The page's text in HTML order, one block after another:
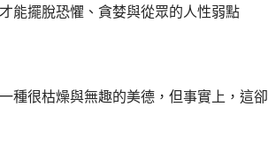
能擺脫恐懼、貪婪與從眾的人性弱點
種很枯燥與無趣的美德，但事實上，這